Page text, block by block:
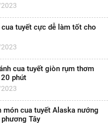
cua tuyết cực dễ làm tốt cho
cua tuyết giòn rụm thơm
phút
món cua tuyết Alaska nướng
Tây